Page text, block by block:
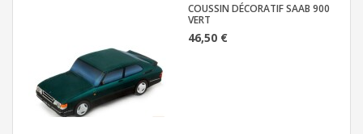
COUSSIN DÉCORATIF SAAB 900
VERT
46,50 €